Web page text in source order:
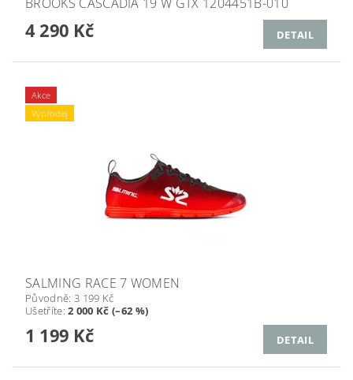
4 290 Kč DETAIL
Akce
Výprodej
SALMING RACE 7 WOMEN
Původně: 3 199 Kč
Ušetříte:2 000 Kč (–62 %)
1 199 Kč DETAIL